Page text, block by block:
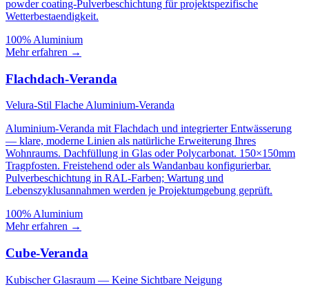
powder coating-Pulverbeschichtung für projektspezifische
Wetterbestaendigkeit.
100% Aluminium
Mehr erfahren →
Flachdach-Veranda
Velura-Stil Flache Aluminium-Veranda
Aluminium-Veranda mit Flachdach und integrierter Entwässerung
— klare, moderne Linien als natürliche Erweiterung Ihres
Wohnraums. Dachfüllung in Glas oder Polycarbonat. 150×150mm
Tragpfosten. Freistehend oder als Wandanbau konfigurierbar.
Pulverbeschichtung in RAL-Farben; Wartung und
Lebenszyklusannahmen werden je Projektumgebung geprüft.
100% Aluminium
Mehr erfahren →
Cube-Veranda
Kubischer Glasraum — Keine Sichtbare Neigung